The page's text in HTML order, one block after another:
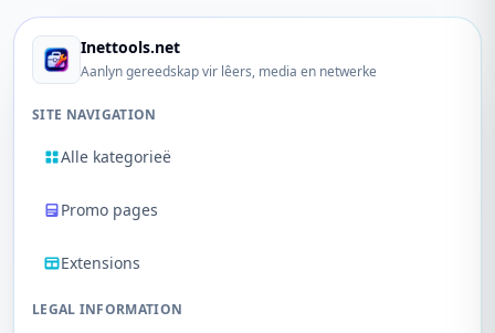
Inettools.net
Aanlyn gereedskap vir lêers, media en netwerke
SITE NAVIGATION
Alle kategorieë
Promo pages
Extensions
LEGAL INFORMATION